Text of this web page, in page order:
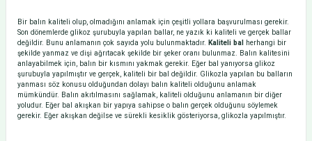
Bir balın kaliteli olup, olmadığını anlamak için çeşitli yollara başvurulması gerekir.
Son dönemlerde glikoz şurubuyla yapılan ballar, ne yazık ki kaliteli ve gerçek ballar
değildir. Bunu anlamanın çok sayıda yolu bulunmaktadır. Kaliteli bal
herhangi bir
şekilde yanmaz ve dişi ağrıtacak şekilde bir şeker oranı bulunmaz. Balın kalitesini
anlayabilmek için, balın bir kısmını yakmak gerekir. Eğer bal yanıyorsa glikoz
şurubuyla yapılmıştır ve gerçek, kaliteli bir bal değildir. Glikozla yapılan bu balların
yanması söz konusu olduğundan dolayı balın kaliteli olduğunu anlamak
mümkündür. Balın akıtılmasını sağlamak, kaliteli olduğunu anlamanın bir diğer
yoludur. Eğer bal akışkan bir yapıya sahipse o balın gerçek olduğunu söylemek
gerekir. Eğer akışkan değilse ve sürekli kesiklik gösteriyorsa, glikozla yapılmıştır.